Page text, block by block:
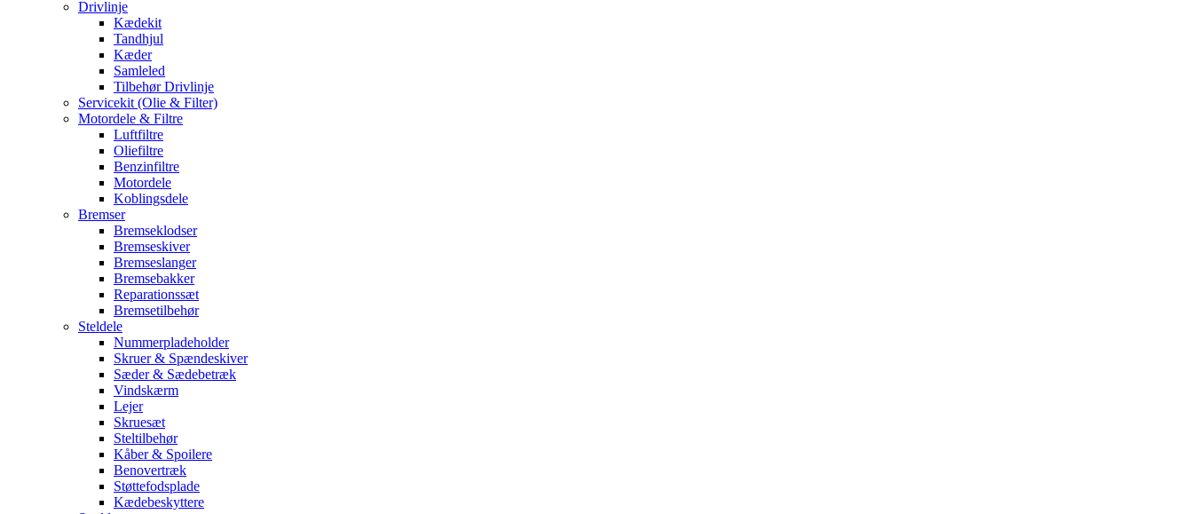
Drivlinje
Kædekit
Tandhjul
Kæder
Samleled
Tilbehør Drivlinje
Servicekit (Olie & Filter)
Motordele & Filtre
Luftfiltre
Oliefiltre
Benzinfiltre
Motordele
Koblingsdele
Bremser
Bremseklodser
Bremseskiver
Bremseslanger
Bremsebakker
Reparationssæt
Bremsetilbehør
Steldele
Nummerpladeholder
Skruer & Spændeskiver
Sæder & Sædebetræk
Vindskærm
Lejer
Skruesæt
Steltilbehør
Kåber & Spoilere
Benovertræk
Støttefodsplade
Kædebeskyttere